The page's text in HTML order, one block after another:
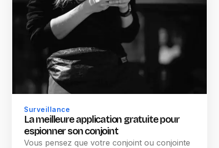
Surveillance
La meilleure application gratuite pour
espionner son conjoint
Vous pensez que votre conjoint ou conjointe